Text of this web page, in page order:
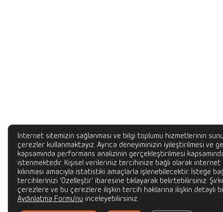
İnternet sitemizin sağlanması ve bilgi toplumu hizmetlerinin
çerezler kullanmaktayız. Ayrıca deneyiminizin iyileştirilmesi ve
kapsamında performans analizinin gerçekleştirilmesi
istenmektedir. Kişisel verileriniz tercihinize bağlı olarak internet
kılınması amacıyla istatistiki amaçlarla işlenebilecektir. İsteğe
tercihlerinizi ‘Özelleştir’ ibaresine tıklayarak belirtebilirsiniz.
çerezlere ve bu çerezlere ilişkin tercih haklarına ilişkin detaylı
Aydınlatma Formu'nu inceleyebilirsiniz.